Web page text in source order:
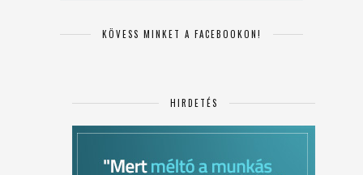
KÖVESS MINKET A FACEBOOKON!
HIRDETÉS